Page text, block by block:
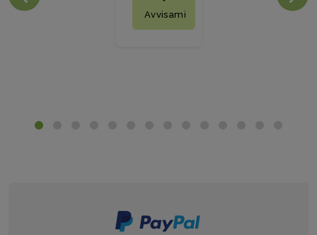
Avvisami